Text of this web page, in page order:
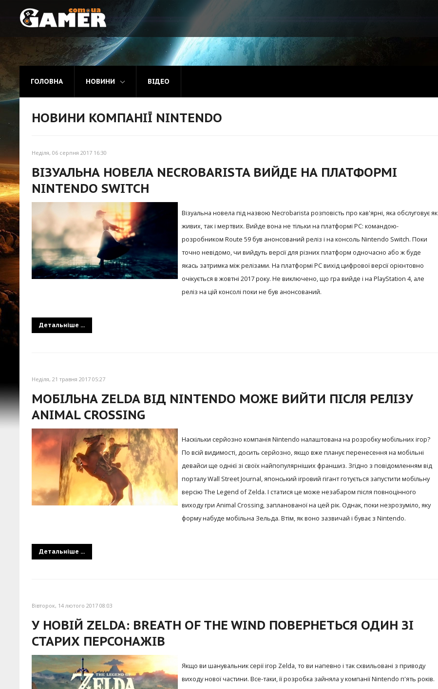
Головна
Новини
Відео
ГОЛОВНА НОВИНИ ВІДЕО
НОВИНИ КОМПАНІЇ NINTENDO
Неділя, 06 серпня 2017 16:30
ВІЗУАЛЬНА НОВЕЛА NECROBARISTA ВИЙДЕ НА ПЛАТФОРМІ
NINTENDO SWITCH
Візуальна новела під назвою Necrobarista розповість про кав'ярні, яка обслуговує як
живих, так і мертвих. Вийде вона не тільки на платформі PC: командою-
розробником Route 59 був анонсований реліз і на консоль Nintendo Switch. Поки
точно невідомо, чи вийдуть версії для різних платформ одночасно або ж буде
якась затримка між релізами. На платформі PC вихід цифрової версії орієнтовно
очікується в жовтні 2017 року. Не виключено, що гра вийде і на PlayStation 4, але
реліз на цій консолі поки не був анонсований.
Детальніше ...
Неділя, 21 травня 2017 05:27
МОБІЛЬНА ZELDA ВІД NINTENDO МОЖЕ ВИЙТИ ПІСЛЯ РЕЛІЗУ
ANIMAL CROSSING
Наскільки серйозно компанія Nintendo налаштована на розробку мобільних ігор?
По всій видимості, досить серйозно, якщо вже планує перенесення на мобільні
девайси ще однієї зі своїх найпопулярніших франшиз. Згідно з повідомленням від
порталу Wall Street Journal, японський ігровий гігант готується запустити мобільну
версію The Legend of Zelda. І статися це може незабаром після повноцінного
виходу гри Animal Crossing, запланованої на цей рік. Однак, поки незрозуміло, яку
форму набуде мобільна Зельда. Втім, як воно зазвичай і буває з Nintendo.
Детальніше ...
Вівторок, 14 лютого 2017 08:03
У НОВІЙ ZELDA: BREATH OF THE WIND ПОВЕРНЕТЬСЯ ОДИН ЗІ
СТАРИХ ПЕРСОНАЖІВ
Якщо ви шанувальник серії ігор Zelda, то ви напевно і так схвильовані з приводу
виходу нової частини. Все-таки, її розробка зайняла у компанії Nintendo п'ять років.